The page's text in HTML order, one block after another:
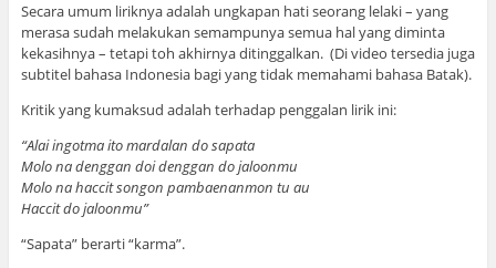
Secara umum liriknya adalah ungkapan hati seorang lelaki – yang
merasa sudah melakukan semampunya semua hal yang diminta
kekasihnya – tetapi toh akhirnya ditinggalkan. (Di video tersedia juga
subtitel bahasa Indonesia bagi yang tidak memahami bahasa Batak).
Kritik yang kumaksud adalah terhadap penggalan lirik ini:
“Alai ingotma ito mardalan do sapata
Molo na denggan doi denggan do jaloonmu
Molo na haccit songon pambaenanmon tu au
Haccit do jaloonmu”
“Sapata” berarti “karma”.